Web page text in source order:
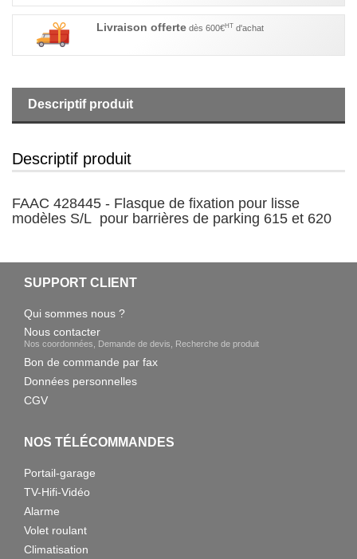
Livraison offerte dès 600€HT d'achat
Descriptif produit
Descriptif produit
FAAC 428445 - Flasque de fixation pour lisse
modèles S/L pour barrières de parking 615 et 620
SUPPORT CLIENT
Qui sommes nous ?
Nous contacter
Nos coordonnées, Demande de devis, Recherche de produit
Bon de commande par fax
Données personnelles
CGV
NOS TÉLÉCOMMANDES
Portail-garage
TV-Hifi-Vidéo
Alarme
Volet roulant
Climatisation